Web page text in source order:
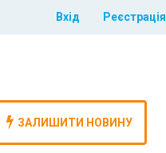
Вхід Реєстрація
ЗАЛИШИТИ НОВИНУ